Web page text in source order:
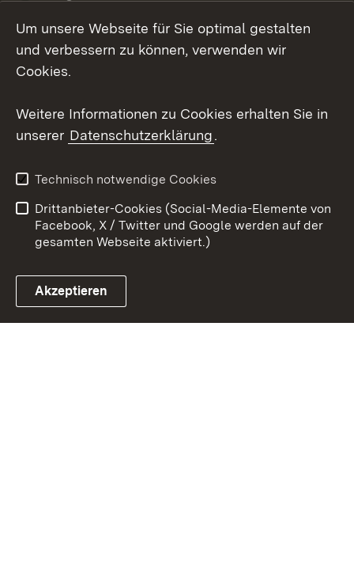
Social Wall
Link zum Landesportal
Barrierefreiheit
Benutzungshinweise
Impressum
Cookies
Um unsere Webseite für Sie optimal gestalten
und verbessern zu können, verwenden wir
Cookies.
Weitere Informationen zu Cookies erhalten Sie in
unserer Datenschutzerklärung.
Technisch notwendige Cookies
Drittanbieter-Cookies (Social-Media-Elemente von
Facebook, X / Twitter und Google werden auf der
gesamten Webseite aktiviert.)
Akzeptieren